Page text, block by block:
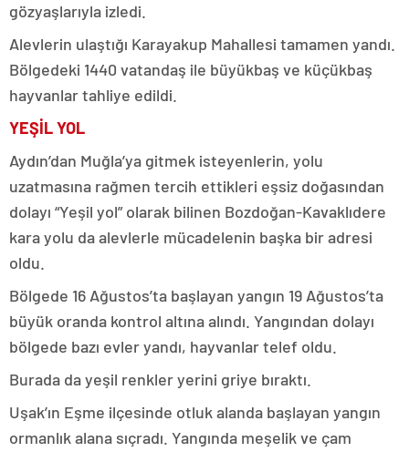
gözyaşlarıyla izledi.
Alevlerin ulaştığı Karayakup Mahallesi tamamen yandı.
Bölgedeki 1440 vatandaş ile büyükbaş ve küçükbaş
hayvanlar tahliye edildi.
YEŞİL YOL
Aydın’dan Muğla’ya gitmek isteyenlerin, yolu
uzatmasına rağmen tercih ettikleri eşsiz doğasından
dolayı “Yeşil yol” olarak bilinen Bozdoğan-Kavaklıdere
kara yolu da alevlerle mücadelenin başka bir adresi
oldu.
Bölgede 16 Ağustos’ta başlayan yangın 19 Ağustos’ta
büyük oranda kontrol altına alındı. Yangından dolayı
bölgede bazı evler yandı, hayvanlar telef oldu.
Burada da yeşil renkler yerini griye bıraktı.
Uşak’ın Eşme ilçesinde otluk alanda başlayan yangın
ormanlık alana sıçradı. Yangında meşelik ve çam